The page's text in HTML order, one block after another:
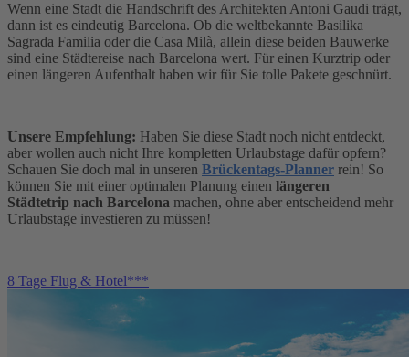
Wenn eine Stadt die Handschrift des Architekten Antoni Gaudi trägt,
dann ist es eindeutig Barcelona. Ob die weltbekannte Basilika
Sagrada Familia oder die Casa Milà, allein diese beiden Bauwerke
sind eine Städtereise nach Barcelona wert. Für einen Kurztrip oder
einen längeren Aufenthalt haben wir für Sie tolle Pakete geschnürt.
Unsere Empfehlung: Haben Sie diese Stadt noch nicht entdeckt,
aber wollen auch nicht Ihre kompletten Urlaubstage dafür opfern?
Schauen Sie doch mal in unseren Brückentags-Planner rein! So
können Sie mit einer optimalen Planung einen längeren
Städtetrip nach Barcelona machen, ohne aber entscheidend mehr
Urlaubstage investieren zu müssen!
8 Tage Flug & Hotel***